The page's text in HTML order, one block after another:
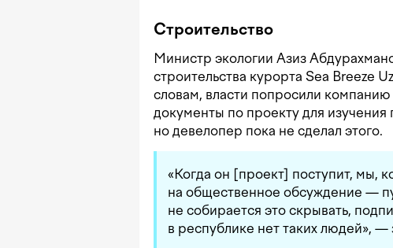
Строительство
Министр экологии Азиз
строительства курорта Sea Breeze
словам, власти попросили
документы по проекту для
но девелопер пока не сделал этого.
«Когда он [проект] поступит, мы,
на общественное обсуждение —
не собирается это скрывать,
в республике нет таких людей», —